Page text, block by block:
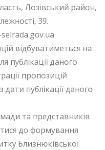
Лозівський район,
39.
відбуватиметься на
публікації даного
пропозицій
публікації даного
та представників
до формування
Близнюківської